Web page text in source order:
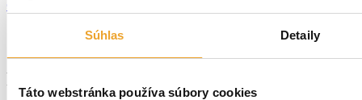
Súhlas Detaily
Táto webstránka používa súbory cookies
Cenníky a katalógy
Referencie